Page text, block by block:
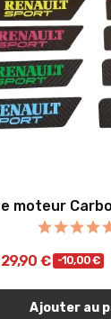
moteur
29,90 € -10,00 €
Ajouter au